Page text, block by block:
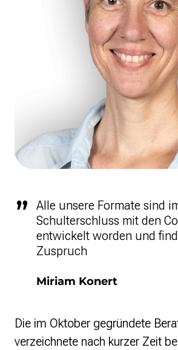
Alle unsere Formate sind
Schulterschluss mit den
entwickelt worden und
Zuspruch
Miriam Konert
Die im Oktober gegründete
verzeichnete nach kurzer Zeit